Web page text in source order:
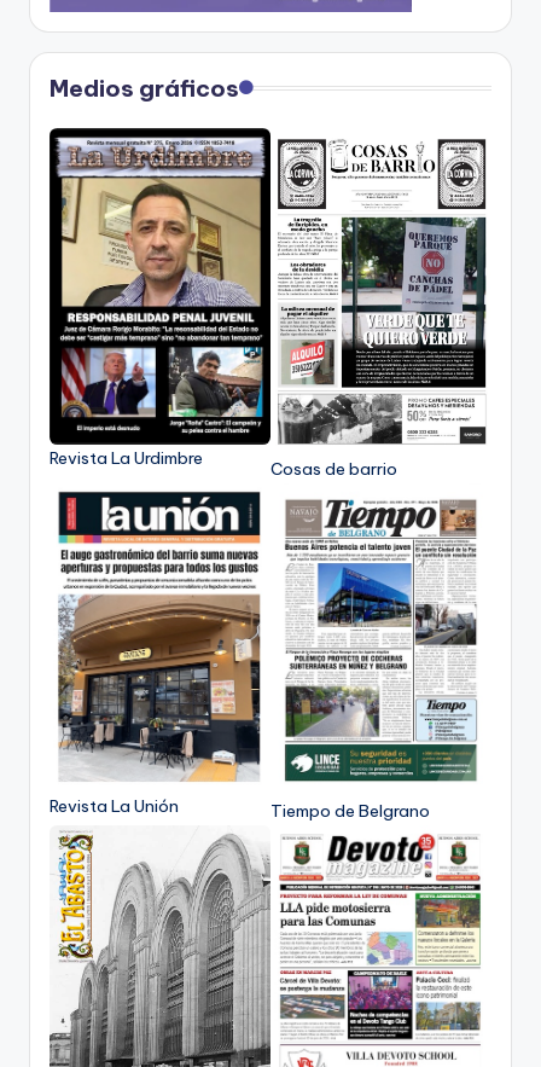
Medios gráficos
Revista La Urdimbre
Cosas de barrio
Revista La Unión Tiempo de Belgrano